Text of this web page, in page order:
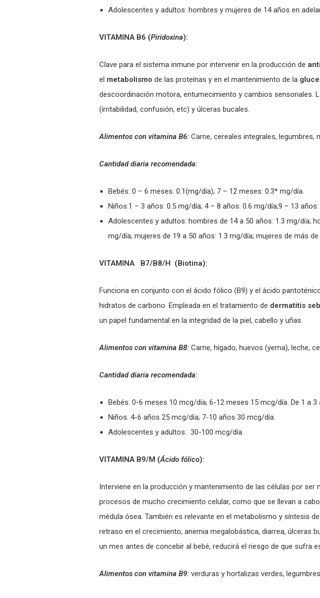
Adolescentes y adultos: hombres y mujeres de 14 años en
VITAMINA B6 (Piridoxina):
Clave para el sistema inmune por intervenir en la producción de
el metabolismo de las proteínas y en el mantenimiento de la
descoordinación motora, entumecimiento y cambios sensoriales.
(irritabilidad, confusión, etc) y úlceras bucales.
Alimentos con vitamina B6: Carne, cereales integrales, legumbres,
Cantidad diaria recomendada:
Bebés: 0 – 6 meses: 0.1(mg/día); 7 – 12 meses: 0.3* mg/día.
Niños:1 – 3 años: 0.5 mg/día; 4 – 8 años: 0.6 mg/día;9 – 13
Adolescentes y adultos: hombres de 14 a 50 años: 1.3 mg/día;
mg/día; mujeres de 19 a 50 años: 1.3 mg/día; mujeres de más
VITAMINA B7/B8/H (Biotina):
Funciona en conjunto con el ácido fólico (B9) y el ácido
hidratos de carbono. Empleada en el tratamiento de dermatitis
un papel fundamental en la integridad de la piel, cabello y uñas.
Alimentos con vitamina B8: Carne, hígado, huevos (yema), leche,
Cantidad diaria recomendada:
Bebés: 0-6 meses 10 mcg/día; 6-12 meses 15 mcg/día. De 1 a 3
Niños: 4-6 años 25 mcg/día; 7-10 años 30 mcg/día.
Adolescentes y adultos: 30-100 mcg/día.
VITAMINA B9/M (Ácido fólico):
Interviene en la producción y mantenimiento de las células por
procesos de mucho crecimiento celular, como que se llevan a
médula ósea. También es relevante en el metabolismo y síntesis
retraso en el crecimiento, anemia megalobástica, diarrea, úlceras
un mes antes de concebir al bebé, reducirá el riesgo de que sufra
Alimentos con vitamina B9: verduras y hortalizas verdes,